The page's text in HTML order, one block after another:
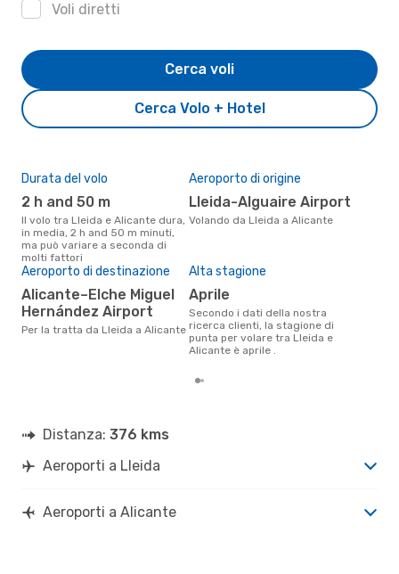
Voli diretti
Cerca Volo + Hotel
Cerca voli
Durata del volo
2 h and 50 m
Il volo tra Lleida e Alicante dura,
in media, 2 h and 50 m minuti,
ma può variare a seconda di
molti fattori
Aeroporto di origine
Lleida-Alguaire Airport
Volando da Lleida a Alicante
Aeroporto di destinazione
Alicante–Elche Miguel
Hernández Airport
Per la tratta da Lleida a Alicante
Alta stagione
aprile
Secondo i dati della nostra
ricerca clienti, la stagione di
punta per volare tra Lleida e
Alicante è aprile .
Distanza: 376 kms
Aeroporti a Lleida
Aeroporti a Alicante